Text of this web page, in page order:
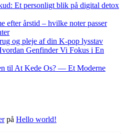
Et personligt blik på digital detox
efter årstid – hvilke noter passer
og pleje af din K-pop lysstav
Genfinder Vi Fokus i En
til At Kede Os? — Et Moderne
på Hello world!